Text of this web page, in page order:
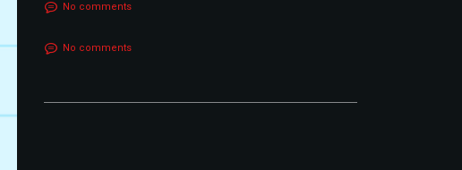
No comments
No comments